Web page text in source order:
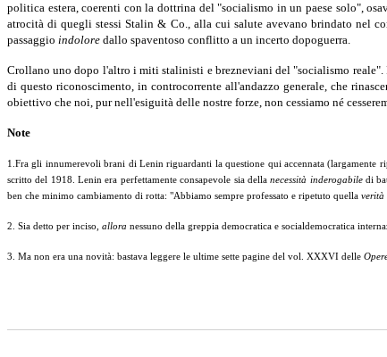
politica estera, coerenti con la dottrina del "socialismo in un paese solo",
atrocità di quegli stessi Stalin & Co., alla cui salute avevano brindato nel
passaggio indolore dallo spaventoso conflitto a un incerto dopoguerra.
Crollano uno dopo l'altro i miti stalinisti e brezneviani del "socialismo reale".
di questo riconoscimento, in controcorrente all'andazzo generale, che
obiettivo che noi, pur nell'esiguità delle nostre forze, non cessiamo né
Note
1.Fra gli innumerevoli brani di Lenin riguardanti la questione qui accennata (largamente
scritto del 1918. Lenin era perfettamente consapevole sia dellanecessità inderogabile di
ben che minimo cambiamento di rotta: "Abbiamo sempre professato e ripetuto quella verità
2. Sia detto per inciso, allora nessuno della greppia democratica e socialdemocratica
3. Ma non era una novità: bastava leggere le ultime sette pagine del vol. XXXVI delle